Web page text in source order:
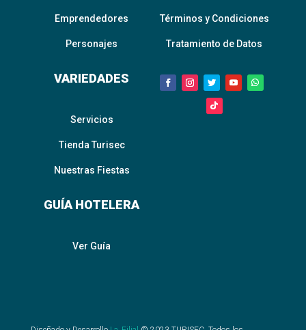
Emprendedores
Personajes
VARIEDADES
Servicios
Tienda Turisec
Nuestras Fiestas
GUÍA HOTELERA
Ver Guía
Términos y Condiciones
Tratamiento de Datos